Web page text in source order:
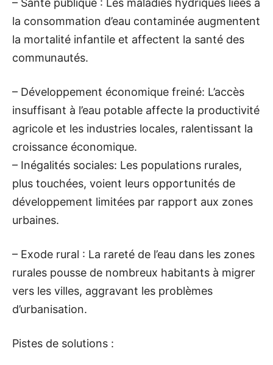
– Santé publique : Les maladies hydriques liées à
la consommation d’eau contaminée augmentent
la mortalité infantile et affectent la santé des
communautés.
– Développement économique freiné: L’accès
insuffisant à l’eau potable affecte la productivité
agricole et les industries locales, ralentissant la
croissance économique.
– Inégalités sociales: Les populations rurales,
plus touchées, voient leurs opportunités de
développement limitées par rapport aux zones
urbaines.
– Exode rural : La rareté de l’eau dans les zones
rurales pousse de nombreux habitants à migrer
vers les villes, aggravant les problèmes
d’urbanisation.
Pistes de solutions :